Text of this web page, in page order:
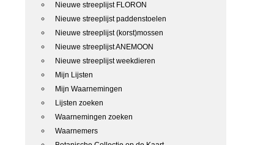
Nieuwe streeplijst FLORON
Nieuwe streeplijst paddenstoelen
Nieuwe streeplijst (korst)mossen
Nieuwe streeplijst ANEMOON
Nieuwe streeplijst weekdieren
Mijn Lijsten
Mijn Waarnemingen
Lijsten zoeken
Waarnemingen zoeken
Waarnemers